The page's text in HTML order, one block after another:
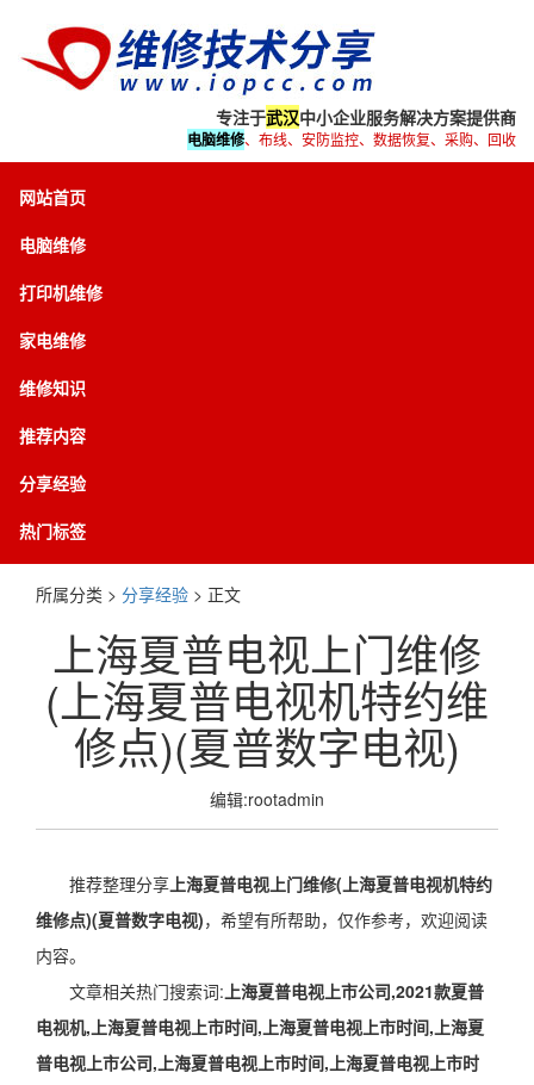
专注于武汉中小企业服务解决方案提供商
电脑维修、布线、安防监控、数据恢复、采购、回收
网站首页
电脑维修
打印机维修
家电维修
维修知识
推荐内容
分享经验
热门标签
所属分类 > 分享经验 > 正文
上海夏普电视上门维修
(上海夏普电视机特约维
修点)(夏普数字电视)
编辑:rootadmin
推荐整理分享上海夏普电视上门维修(上海夏普电视机特约
维修点)(夏普数字电视)，希望有所帮助，仅作参考，欢迎阅读
内容。
文章相关热门搜索词:上海夏普电视上市公司,2021款夏普
电视机,上海夏普电视上市时间,上海夏普电视上市时间,上海夏
普电视上市公司,上海夏普电视上市时间,上海夏普电视上市时